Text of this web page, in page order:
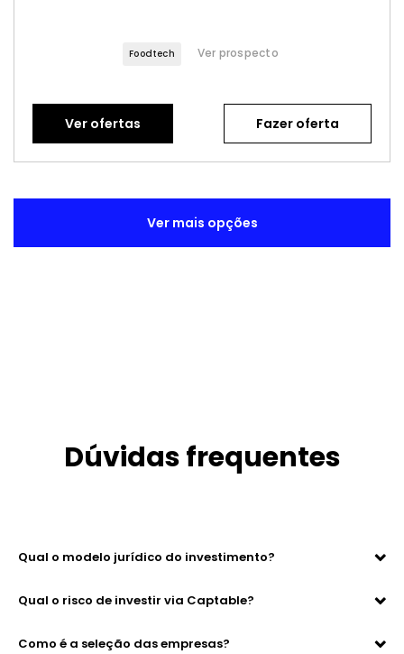
Foodtech Ver prospecto
Ver ofertas Fazer oferta
Ver mais opções
Dúvidas frequentes
Qual o modelo jurídico do investimento?
Qual o risco de investir via Captable?
Como é a seleção das empresas?